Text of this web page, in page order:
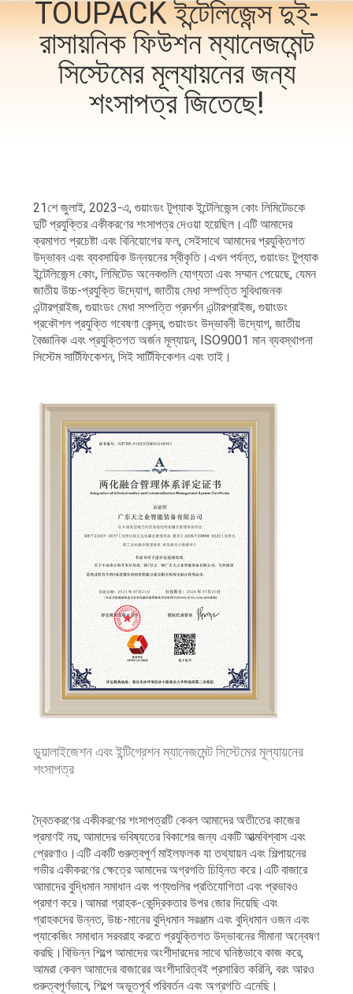
নিয়ন্ত্রণ
আমাদের
মামলা
একটি
উদ্ধৃতি
অনুরোধ
গোপনীয়তা
TOUPACK ইন্টেলিজেন্স দুই-
রাসায়নিক ফিউশন ম্যানেজমেন্ট
সিস্টেমের মূল্যায়নের জন্য
শংসাপত্র জিতেছে!
21শে জুলাই, 2023-এ, গুয়াংডং টুপ্যাক ইন্টেলিজেন্স কোং লিমিটেডকে
দুটি প্রযুক্তির একীকরণের শংসাপত্র দেওয়া হয়েছিল।এটি আমাদের
ক্রমাগত প্রচেষ্টা এবং বিনিয়োগের ফল, সেইসাথে আমাদের প্রযুক্তিগত
উদ্ভাবন এবং ব্যবসায়িক উন্নয়নের স্বীকৃতি।এখন পর্যন্ত, গুয়াংডং টুপ্যাক
ইন্টেলিজেন্স কোং, লিমিটেড অনেকগুলি যোগ্যতা এবং সম্মান পেয়েছে, যেমন
জাতীয় উচ্চ-প্রযুক্তি উদ্যোগ, জাতীয় মেধা সম্পত্তি সুবিধাজনক
এন্টারপ্রাইজ, গুয়াংডং মেধা সম্পত্তি প্রদর্শন এন্টারপ্রাইজ, গুয়াংডং
প্রকৌশল প্রযুক্তি গবেষণা কেন্দ্র, গুয়াংডং উদ্ভাবনী উদ্যোগ, জাতীয়
বৈজ্ঞানিক এবং প্রযুক্তিগত অর্জন মূল্যায়ন, ISO9001 মান ব্যবস্থাপনা
সিস্টেম সার্টিফিকেশন, সিই সার্টিফিকেশন এবং তাই।
ডুয়ালাইজেশন এবং ইন্টিগ্রেশন ম্যানেজমেন্ট সিস্টেমের মূল্যায়নের
শংসাপত্র
দ্বৈতকরণের একীকরণের শংসাপত্রটি কেবল আমাদের অতীতের কাজের
প্রমাণই নয়, আমাদের ভবিষ্যতের বিকাশের জন্য একটি আত্মবিশ্বাস এবং
প্রেরণাও।এটি একটি গুরুত্বপূর্ণ মাইলফলক যা তথ্যায়ন এবং শিল্পায়নের
গভীর একীকরণের ক্ষেত্রে আমাদের অগ্রগতি চিহ্নিত করে।এটি বাজারে
আমাদের বুদ্ধিমান সমাধান এবং পণ্যগুলির প্রতিযোগিতা এবং প্রভাবও
প্রমাণ করে।আমরা গ্রাহক-কেন্দ্রিকতার উপর জোর দিয়েছি এবং
গ্রাহকদের উন্নত, উচ্চ-মানের বুদ্ধিমান সরঞ্জাম এবং বুদ্ধিমান ওজন এবং
প্যাকেজিং সমাধান সরবরাহ করতে প্রযুক্তিগত উদ্ভাবনের সীমানা অন্বেষণ
করছি।বিভিন্ন শিল্পে আমাদের অংশীদারদের সাথে ঘনিষ্ঠভাবে কাজ করে,
আমরা কেবল আমাদের বাজারের অংশীদারিত্বই প্রসারিত করিনি, বরং আরও
গুরুত্বপূর্ণভাবে, শিল্পে অভূতপূর্ব পরিবর্তন এবং অগ্রগতি এনেছি।